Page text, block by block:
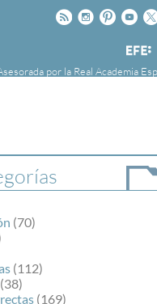
Pinteres
Instagram
Rss
por la Real Academia
y la Real Academia
colaborar con el buen uso
medios de comunicación
(70)
(112)
(38)
(169)